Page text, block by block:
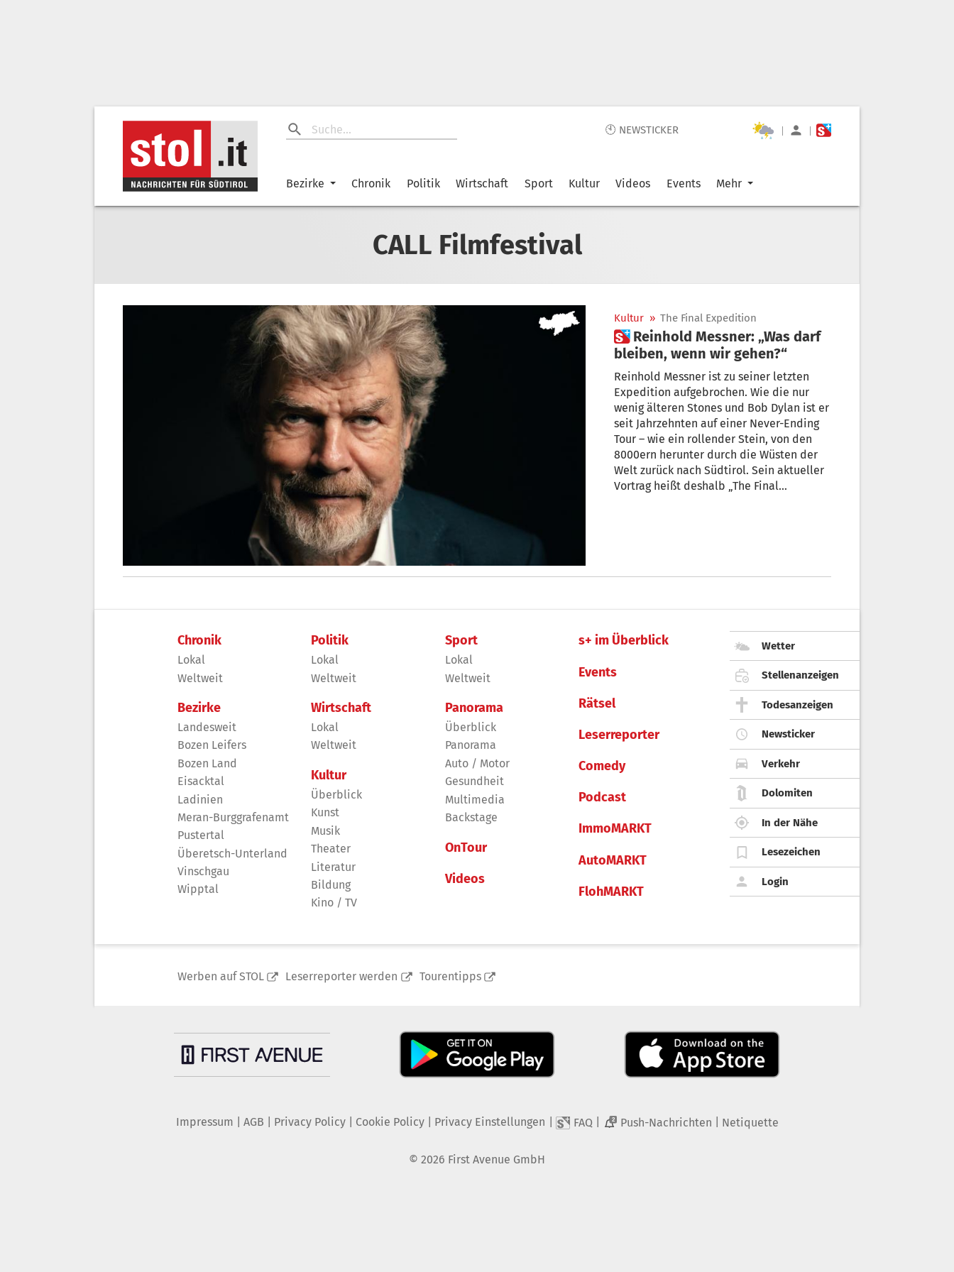
🕙 NEWSTICKER | |
Bezirke Chronik Politik Wirtschaft Sport Kultur Videos Events Mehr
CALL Filmfestival
Kultur » The Final Expedition
 Reinhold Messner: „Was darf
bleiben, wenn wir gehen?“
Reinhold Messner ist zu seiner letzten
Expedition aufgebrochen. Wie die nur
wenig älteren Stones und Bob Dylan ist er
seit Jahrzehnten auf einer Never-Ending
Tour – wie ein rollender Stein, von den
8000ern herunter durch die Wüsten der
Welt zurück nach Südtirol. Sein aktueller
Vortrag heißt deshalb „The Final
seinen Dokumentarfilmen.
Chronik
Lokal
Weltweit
Bezirke
Landesweit
Bozen Leifers
Bozen Land
Eisacktal
Ladinien
Meran-Burggrafenamt
Pustertal
Überetsch-Unterland
Vinschgau
Wipptal
Politik
Lokal
Weltweit
Wirtschaft
Lokal
Weltweit
Kultur
Überblick
Kunst
Musik
Theater
Literatur
Bildung
Kino / TV
Sport
Lokal
Weltweit
Panorama
Überblick
Panorama
Auto / Motor
Gesundheit
Multimedia
Backstage
OnTour
Videos
s+ im Überblick
Events
Rätsel
Leserreporter
Comedy
Podcast
ImmoMARKT
AutoMARKT
FlohMARKT
Wetter
Stellenanzeigen
Todesanzeigen
Newsticker
Verkehr
Dolomiten
In der Nähe
Lesezeichen
Login
Werben auf STOL Leserreporter werden Tourentipps
Impressum AGB Privacy Policy| Cookie Policy| Privacy Einstellungen FAQ 2 Push-Nachrichten Netiquette
© 2026 First Avenue GmbH